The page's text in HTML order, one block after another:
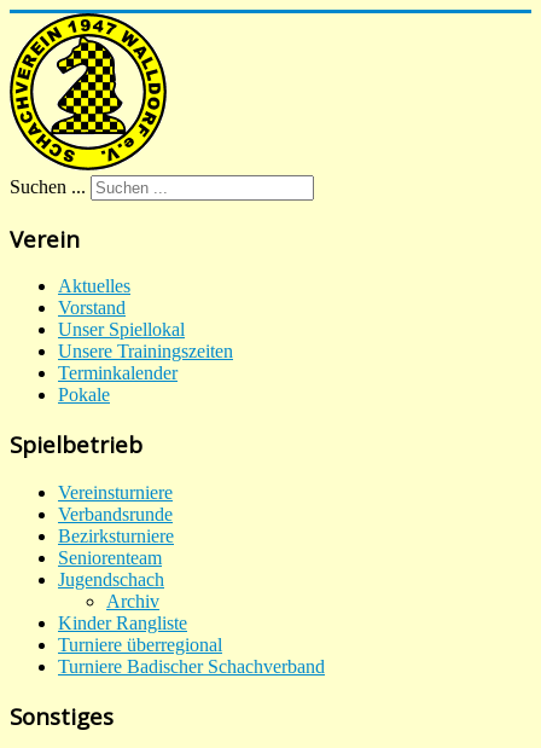
Suchen ...
Verein
Aktuelles
Vorstand
Unser Spiellokal
Unsere Trainingszeiten
Terminkalender
Pokale
Spielbetrieb
Vereinsturniere
Verbandsrunde
Bezirksturniere
Seniorenteam
Jugendschach
Archiv
Kinder Rangliste
Turniere überregional
Turniere Badischer Schachverband
Sonstiges